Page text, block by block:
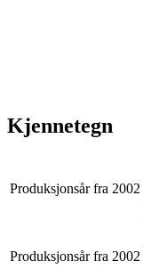
Kjennetegn
Produksjonsår fra 2002
Produksjonsår fra 2002